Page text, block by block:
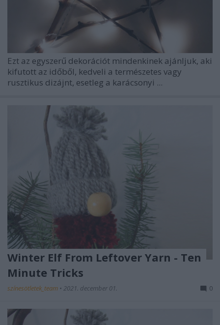
Ezt az egyszerű dekorációt mindenkinek ajánljuk, aki
kifutott az időből, kedveli a természetes vagy
rusztikus dizájnt, esetleg a karácsonyi ...
Winter Elf From Leftover Yarn - Ten
Minute Tricks
színesötletek_team • 2021. december 01. 0